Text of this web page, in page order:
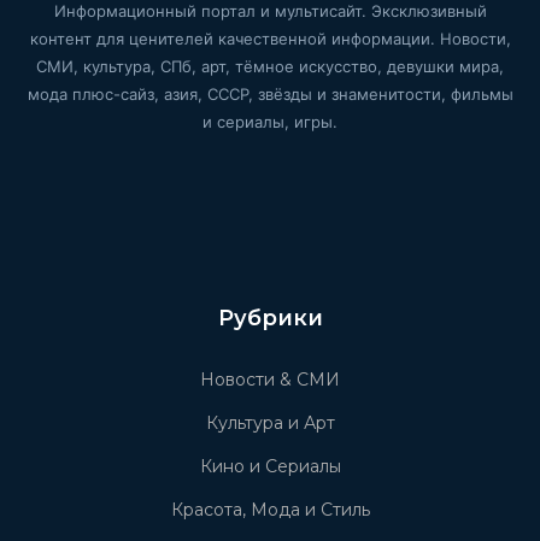
Информационный портал и мультисайт. Эксклюзивный
контент для ценителей качественной информации. Новости,
СМИ, культура, СПб, арт, тёмное искусство, девушки мира,
мода плюс-сайз, азия, СССР, звёзды и знаменитости, фильмы
и сериалы, игры.
Рубрики
Новости & СМИ
Культура и Арт
Кино и Сериалы
Красота, Мода и Стиль